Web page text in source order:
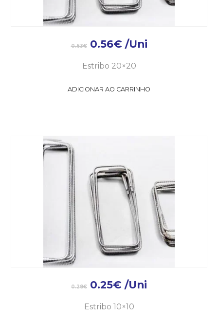
0.63€ 0.56€ /Uni
Estribo 20×20
ADICIONAR AO CARRINHO
0.28€ 0.25€ /Uni
Estribo 10×10